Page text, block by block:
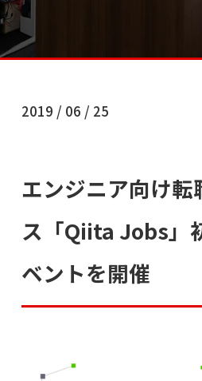
2019 / 06 / 25
エンジニア向け転
ス「Qiita Jobs」
ベントを開催